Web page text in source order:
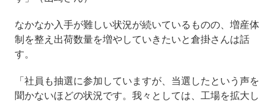
なかなか入手が難しい状況が続いているものの、増産体
制を整え出荷数量を増やしていきたいと倉掛さんは話
す。
「社員も抽選に参加していますが、当選したという声を
聞かないほどの状況です。我々としては、工場を拡大し